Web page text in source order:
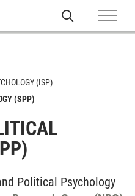
(ISP)
(SPP)
Political Psychology